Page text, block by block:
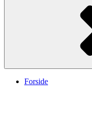
Forside